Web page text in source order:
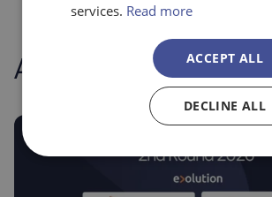
Artículos
services. Read more
ACCEPT ALL
DECLINE ALL